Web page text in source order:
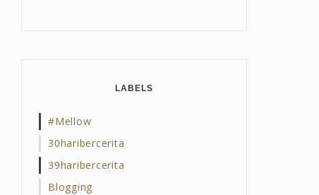
LABELS
#mellow
30haribercerita
39haribercerita
Blogging